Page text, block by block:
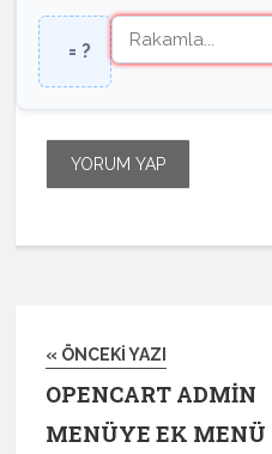
= ?
« ÖNCEKI YAZI
OPENCART ADMIN
MENÜYE EK MENÜ